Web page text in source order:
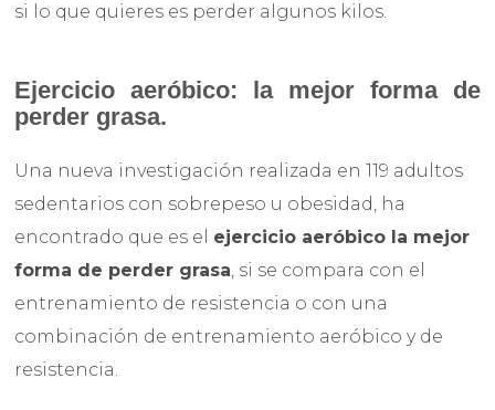
si lo que quieres es perder algunos kilos.
Ejercicio aeróbico: la mejor forma de
perder grasa.
Una nueva investigación realizada en 119 adultos
sedentarios con sobrepeso u obesidad, ha
encontrado que es el ejercicio aeróbico la mejor
forma de perder grasa, si se compara con el
entrenamiento de resistencia o con una
combinación de entrenamiento aeróbico y de
resistencia.